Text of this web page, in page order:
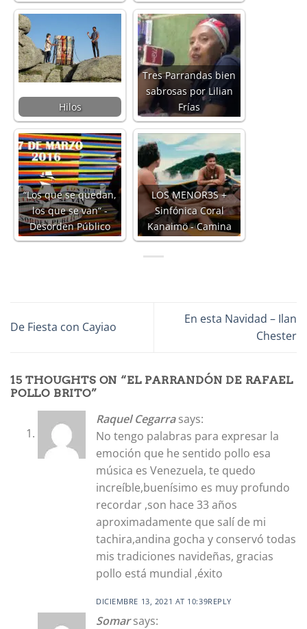
Hilos
Tres Parrandas bien
sabrosas por Lilian
Frías
“Los que se quedan,
los que se van“ -
Desorden Público
LOS MENOR3S +
Sinfónica Coral
Kanaimö - Camina
De Fiesta con Cayiao
En esta Navidad – Ilan
Chester
15 THOUGHTS ON “EL PARRANDÓN DE RAFAEL
POLLO BRITO”
Raquel Cegarra says:
No tengo palabras para expresar la
emoción que he sentido pollo esa
música es Venezuela, te quedo
increíble,buenísimo es muy profundo
recordar ,son hace 33 años
aproximadamente que salí de mi
tachira,andina gocha y conservó todas
mis tradiciones navideñas, gracias
pollo está mundial ,éxito
DICIEMBRE 13, 2021 AT 10:39REPLY
Somar says: